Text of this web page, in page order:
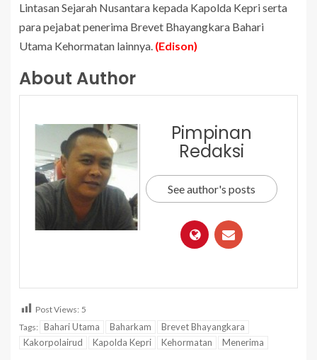
Lintasan Sejarah Nusantara kepada Kapolda Kepri serta
para pejabat penerima Brevet Bhayangkara Bahari
Utama Kehormatan lainnya. (Edison)
About Author
Pimpinan
Redaksi
See author's posts
Post Views: 5
Tags: Bahari Utama Baharkam
Brevet Bhayangkara
Kakorpolairud
Kapolda Kepri Kehormatan Menerima